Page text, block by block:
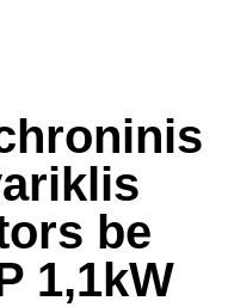
be
1,1kW